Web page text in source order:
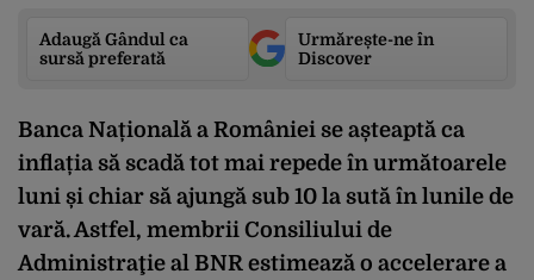
Adaugă Gândul ca
sursă preferată
Urmărește-ne în
Discover
Banca Națională a României se așteaptă ca
inflația să scadă tot mai repede în următoarele
luni și chiar să ajungă sub 10 la sută în lunile de
vară. Astfel, membrii Consiliului de
Administraţie al BNR estimează o accelerare a